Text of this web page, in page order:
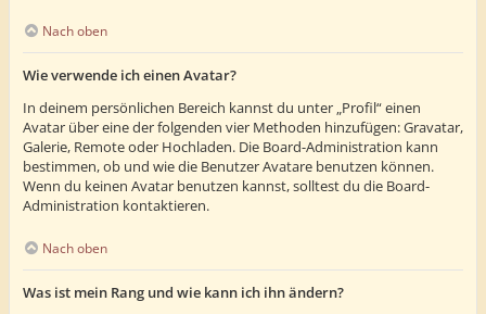
Nach oben
Wie verwende ich einen Avatar?
In deinem persönlichen Bereich kannst du unter „Profil“ einen
Avatar über eine der folgenden vier Methoden hinzufügen: Gravatar,
Galerie, Remote oder Hochladen. Die Board-Administration kann
bestimmen, ob und wie die Benutzer Avatare benutzen können.
Wenn du keinen Avatar benutzen kannst, solltest du die Board-
Administration kontaktieren.
Nach oben
Was ist mein Rang und wie kann ich ihn ändern?